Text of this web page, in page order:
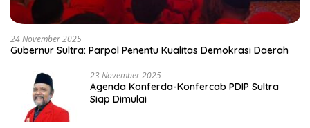
24 November 2025
Gubernur Sultra: Parpol Penentu Kualitas Demokrasi Daerah
23 November 2025
Agenda Konferda-Konfercab PDIP Sultra
Siap Dimulai